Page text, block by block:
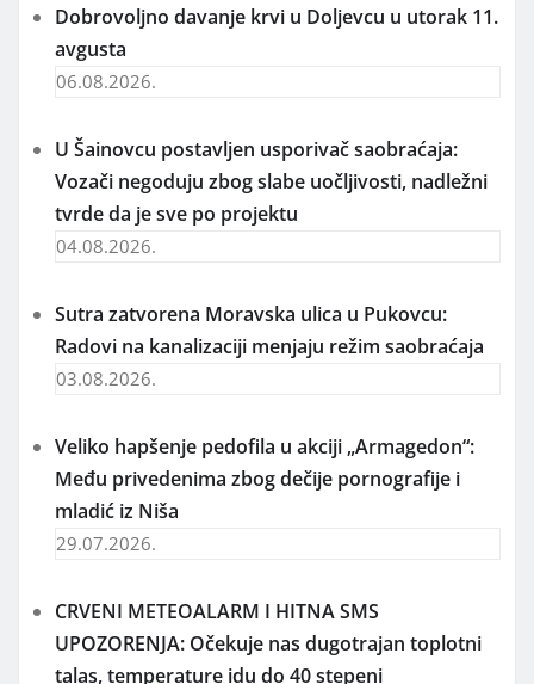
Dobrovoljno davanje krvi u Doljevcu u utorak 11.
avgusta
06.08.2026.
U Šainovcu postavljen usporivač saobraćaja:
Vozači negoduju zbog slabe uočljivosti, nadležni
tvrde da je sve po projektu
04.08.2026.
Sutra zatvorena Moravska ulica u Pukovcu:
Radovi na kanalizaciji menjaju režim saobraćaja
03.08.2026.
Veliko hapšenje pedofila u akciji „Armagedon“:
Među privedenima zbog dečije pornografije i
mladić iz Niša
29.07.2026.
CRVENI METEOALARM I HITNA SMS
UPOZORENJA: Očekuje nas dugotrajan toplotni
talas, temperature idu do 40 stepeni